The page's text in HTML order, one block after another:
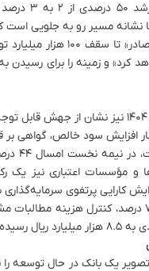
در نیمه نخست
سیفی در تازه‌ترین اظهارات
که در کنار افزایش سود خالص،
بانک‌ها و مؤسسات اعتباری
کارایی پرتفوی
با وجود رشد هزینه سود سپرده‌ها وبصادر به